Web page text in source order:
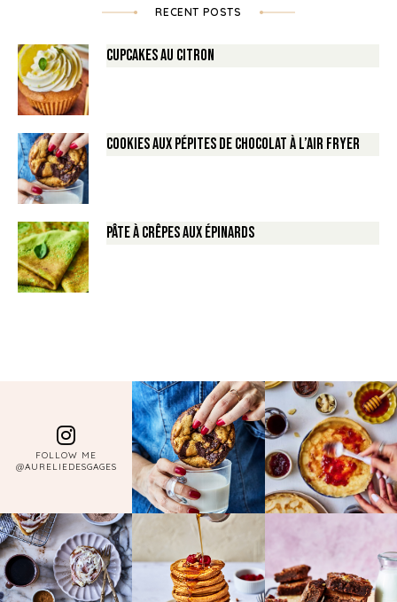
RECENT POSTS
Cupcakes au Citron
Cookies aux pépites de Chocolat à l’air fryer
Pâte à crêpes aux épinards
FOLLOW ME
@AURELIEDESGAGES